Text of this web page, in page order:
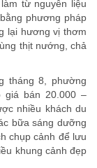
từ nguyên liệu
phương pháp
lại hương vị thơm
thịt nướng, chả
tháng 8, phường
giá bán 20.000 –
nhiều khách du
bữa sáng dưỡng
chụp cảnh để lưu
khung cảnh đẹp